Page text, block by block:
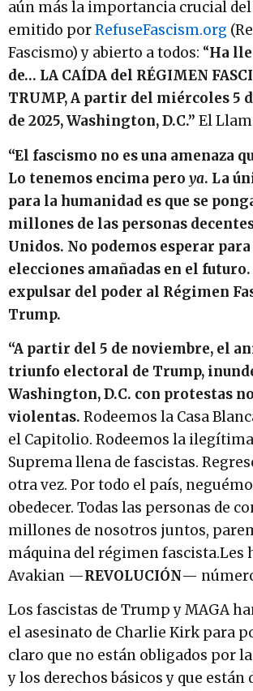
aún más la importancia crucial
emitido porRefuseFascism.org
Fascismo) y abierto a todos: “Ha
de… LA CAÍDA del RÉGIMEN
TRUMP, A partir del miércoles 5
de 2025, Washington, D.C.” El
“El fascismo no es una amenaza
Lo tenemos encima pero ya. La
para la humanidad es que se
millones de las personas
Unidos. No podemos esperar para
elecciones amañadas en el futuro.
expulsar del poder al Régimen
Trump.
“A partir del 5 de noviembre, el
triunfo electoral de Trump,
Washington, D.C. con protestas no
violentas. Rodeemos la Casa
el Capitolio. Rodeemos la
Suprema llena de fascistas.
otra vez. Por todo el país,
obedecer. Todas las personas de
millones de nosotros juntos,
máquina del régimen fascista.Les
Avakian —REVOLUCIÓN— número
Los fascistas de Trump y MAGA
el asesinato de Charlie Kirk para
claro que no están obligados por
y los derechos básicos y que están